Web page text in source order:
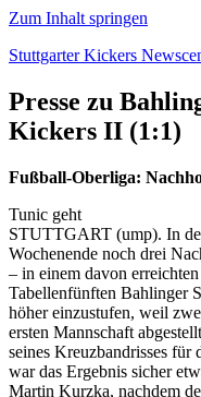
Zum Inhalt springen
Stuttgarter Kickers
Presse zu
Kickers II (1:1)
Fußball-Oberliga:
Tunic geht
STUTTGART (ump). In
Wochenende noch drei
– in einem davon
Tabellenfünften Bahlinger
höher einzustufen, weil
ersten Mannschaft
seines Kreuzbandrisses für
war das Ergebnis sicher
Martin Kurzka, nachdem